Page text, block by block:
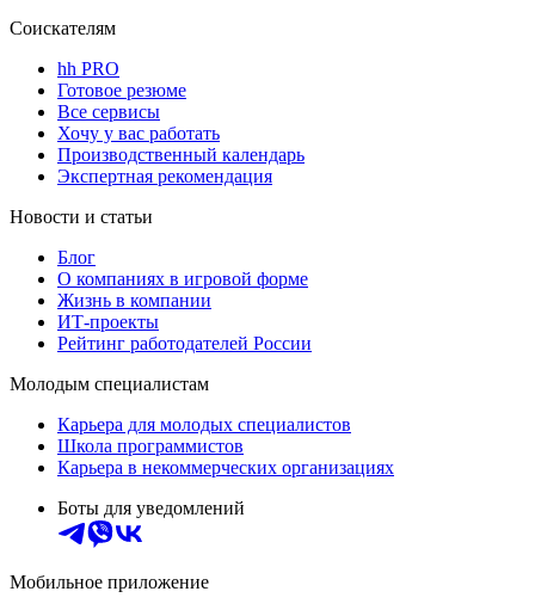
Соискателям
hh PRO
Готовое резюме
Все сервисы
Хочу у вас работать
Производственный календарь
Экспертная рекомендация
Новости и статьи
Блог
О компаниях в игровой форме
Жизнь в компании
ИТ-проекты
Рейтинг работодателей России
Молодым специалистам
Карьера для молодых специалистов
Школа программистов
Карьера в некоммерческих организациях
Боты для уведомлений
Мобильное приложение